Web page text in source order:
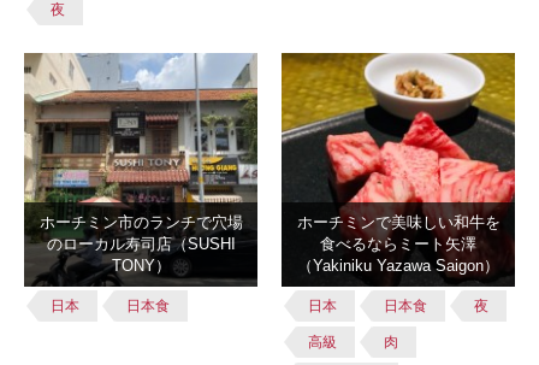
夜
ホーチミン市のランチで穴場
のローカル寿司店（SUSHI
TONY）
日本 日本食
ホーチミンで美味しい和牛を
食べるならミート矢澤
（Yakiniku Yazawa Saigon）
日本 日本食 夜
高級 肉